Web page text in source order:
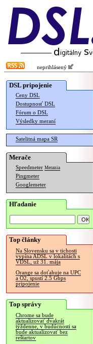
neprihlásený
DSL pripojenie
Ceny DSL
Dostupnosť DSL
Fórum o DSL
Výsledky meraní
Satelitná mapa SR
Merače
Speedmeter Merania
Pingmeter
Googlemeter
Hľadanie
Top články
Na Slovensku sa v tichosti
vypína ADSL v lokalitách s
VDSL, už 31. mája
Orange sa doťahuje na UPC
a O2, spustí 2.5 Gbps
pripojenie
Top správy
Chrome sa bude
aktualizovať dvakrát
týždenne, v budúcnosti sa
bude aktualizovať bez
reštartov